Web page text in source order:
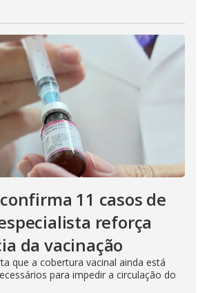
11 casos de
reforça
da vacinação
que a cobertura vacinal ainda está
para impedir a circulação do